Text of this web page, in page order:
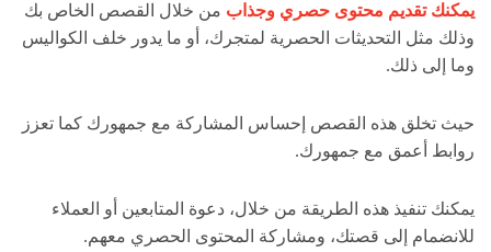
يمكنك تقديم محتوى حصري وجذاب من خلال القصص الخاص بك
وذلك مثل التحديثات الحصرية لمتجرك، أو ما يدور خلف الكواليس
وما إلى ذلك.
حيث تخلق هذه القصص إحساس المشاركة مع جمهورك كما تعزز
روابط أعمق مع جمهورك.
يمكنك تنفيذ هذه الطريقة من خلال، دعوة المتابعين أو العملاء
للانضمام إلى قصتك، ومشاركة المحتوى الحصري معهم.